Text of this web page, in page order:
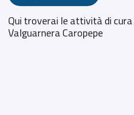
Qui troverai le attività di
Valguarnera Caropepe